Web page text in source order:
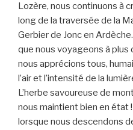
Lozère, nous continuons à
long de la traversée de la
Gerbier de Jonc en
que nous voyageons à plus
nous apprécions tous,
l’air et l’intensité de la
L’herbe savoureuse de
nous maintient bien en état
lorsque nous descendons